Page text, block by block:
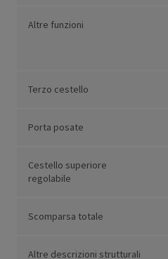
Altre funzioni
Terzo cestello
Porta posate
Cestello superiore
regolabile
Scomparsa totale
Altre descrizioni strutturali